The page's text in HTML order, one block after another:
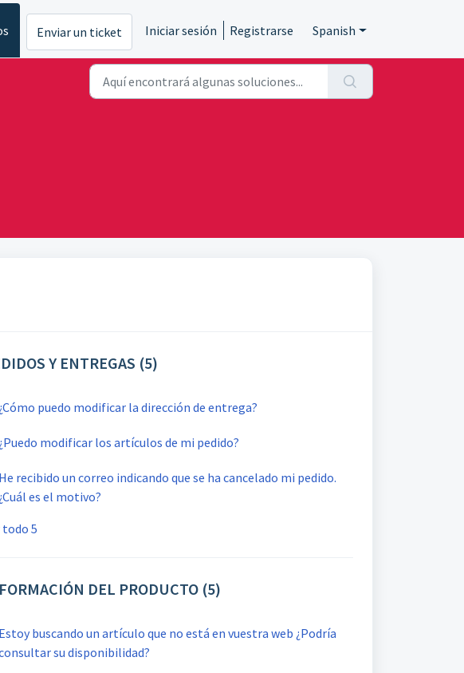
Enviar un ticket Iniciar sesión Registrarse Spanish
Y ENTREGAS (5)
¿Cómo puedo modificar la dirección de entrega?
¿Puedo modificar los artículos de mi pedido?
He recibido un correo indicando que se ha cancelado mi pedido.
¿Cuál es el motivo?
todo 5
DEL PRODUCTO (5)
Estoy buscando un artículo que no está en vuestra web ¿Podría
su disponibilidad?